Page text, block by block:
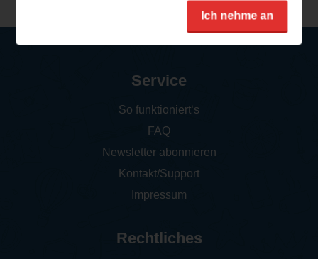
Ich nehme an
Service
So funktioniert‘s
FAQ
Newsletter abonnieren
Kontakt/Support
Impressum
Rechtliches